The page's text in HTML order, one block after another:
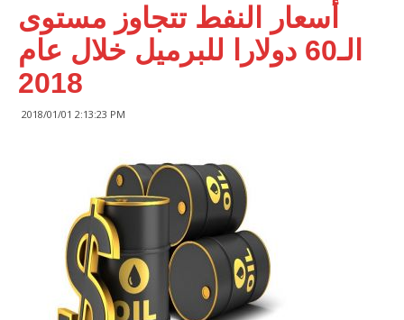
أسعار النفط تتجاوز مستوى
الـ60 دولارا للبرميل خلال عام
2018
2018/01/01 2:13:23 PM